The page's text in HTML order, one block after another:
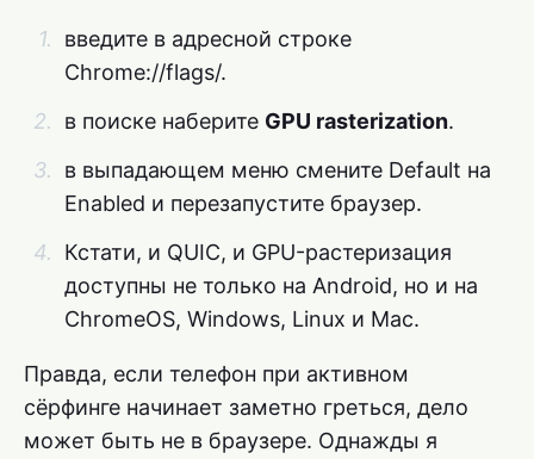
введите в адресной строке
Chrome://flags/.
в поиске наберите GPU rasterization.
в выпадающем меню смените Default на
Enabled и перезапустите браузер.
Кстати, и QUIC, и GPU-растеризация
доступны не только на Android, но и на
ChromeOS, Windows, Linux и Mac.
Правда, если телефон при активном
сёрфинге начинает заметно греться, дело
может быть не в браузере. Однажды я